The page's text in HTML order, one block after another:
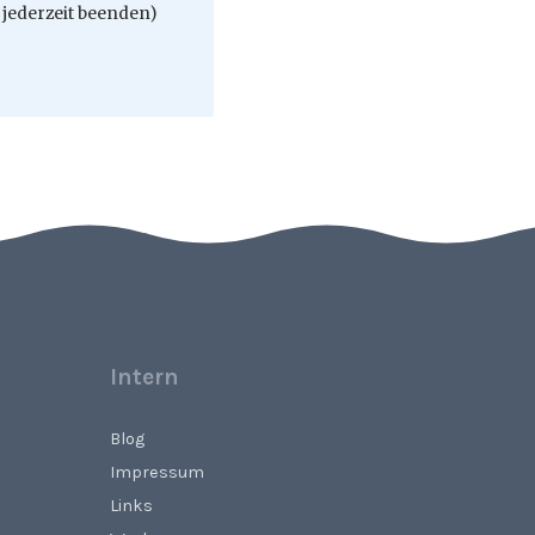
beenden)
Intern
Blog
Impressum
Links